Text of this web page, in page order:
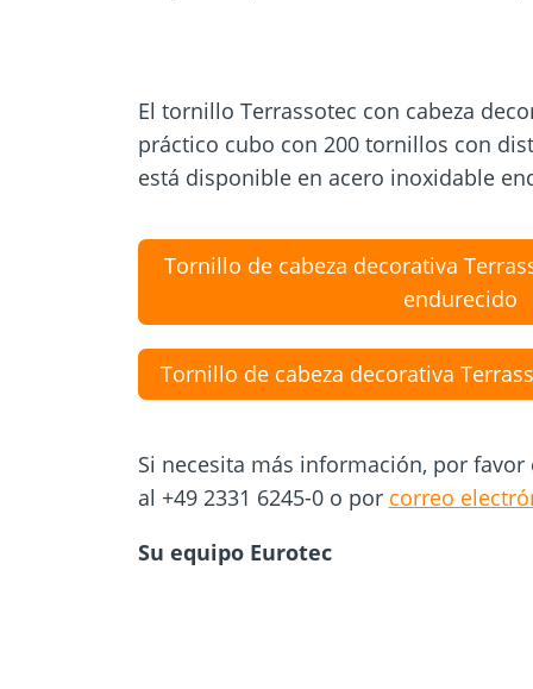
El tornillo Terrassotec con cabeza
práctico cubo con 200 tornillos con
está disponible en acero inoxidable
Tornillo de cabeza decorativa
endurecido
Tornillo de cabeza decorativa
Si necesita más información, por
al +49 2331 6245-0 o por correo
Su equipo Eurotec